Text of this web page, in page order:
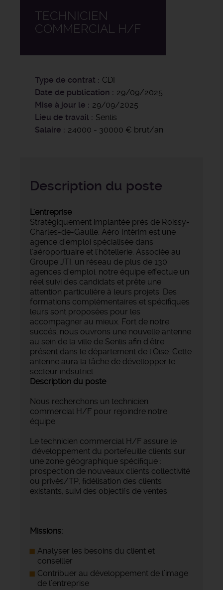
TECHNICIEN
COMMERCIAL H/F
Type de contrat
CDI
Date de publication
29/09/2025
Mise à jour le
29/09/2025
Lieu de travail
Senlis
Salaire
24000 - 30000 € brut/an
Description du poste
L'entreprise
Stratégiquement implantée près de Roissy-
Charles-de-Gaulle, Aéro Intérim est une
agence d'emploi spécialisée dans
l'aéroportuaire et l'hôtellerie. Associée au
Groupe JTI, un réseau de plus de 130
agences d'emploi, notre équipe effectue un
réel suivi des candidats et prête une
attention particulière à leurs projets. Des
formations complémentaires et spécifiques
leurs sont proposées pour les
accompagner au mieux. Fort de notre
succés, nous ouvrons une nouvelle antenne
au sein de la ville de Senlis afin d'être
présent dans le département de l'Oise. Cette
antenne aura la tâche de dévellopper le
secteur indsutriel.
Description du poste
Nous recherchons un technicien
commercial H/F pour rejoindre notre
équipe.
Le technicien commercial H/F assure le
développement du portefeuille clients sur
une zone géographique spécifique :
prospection de nouveaux clients collectivité
ou privés/TP, fidélisation des clients
existants, suivi des objectifs de ventes.
Missions:
Analyser les besoins du client et
conseiller
Contribuer au développement de l’image
de l’entreprise